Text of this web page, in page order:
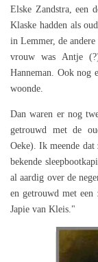
Elske Zandstra, een
Klaske hadden als
in Lemmer, de
vrouw was Antje
Hanneman. Ook nog
woonde.
Dan waren er nog
getrouwd met de
Oeke). Ik meende dat
bekende
al aardig over de
en getrouwd met
Japie van Kleis."